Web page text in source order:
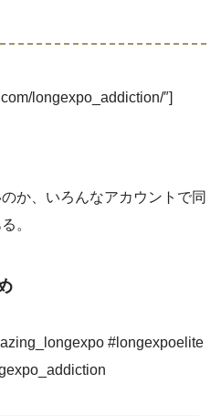
longexpo_addiction/″]
か、いろんなアカウントで同
。
#longexpoelite